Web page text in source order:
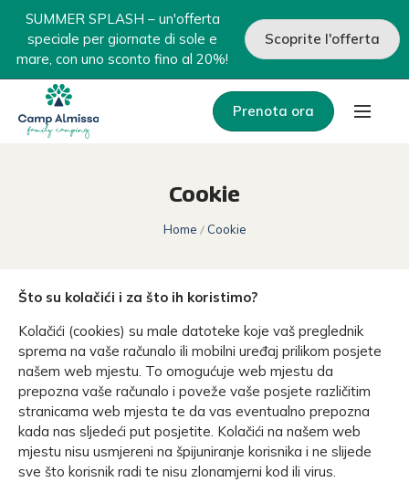
SUMMER SPLASH – un'offerta
speciale per giornate di sole e
mare, con uno sconto fino al 20%!
Scoprite l'offerta
Prenota ora
Cookie
Home Cookie
Što su kolačići i za što ih koristimo?
Kolačići (cookies) su male datoteke koje vaš preglednik
sprema na vaše računalo ili mobilni uređaj prilikom posjete
našem web mjestu. To omogućuje web mjestu da
prepozna vaše računalo i poveže vaše posjete različitim
stranicama web mjesta te da vas eventualno prepozna
kada nas sljedeći put posjetite. Kolačići na našem web
mjestu nisu usmjereni na špijuniranje korisnika i ne slijede
sve što korisnik radi te nisu zlonamjerni kod ili virus.